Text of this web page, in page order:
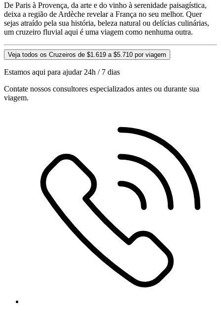
De Paris à Provença, da arte e do vinho à serenidade paisagística,
deixa a região de Ardèche revelar a França no seu melhor. Quer
sejas atraído pela sua história, beleza natural ou delícias culinárias,
um cruzeiro fluvial aqui é uma viagem como nenhuma outra.
Veja todos os Cruzeiros de $1.619 a $5.710 por viagem
Estamos aqui para ajudar 24h / 7 dias
Contate nossos consultores especializados antes ou durante sua
viagem.